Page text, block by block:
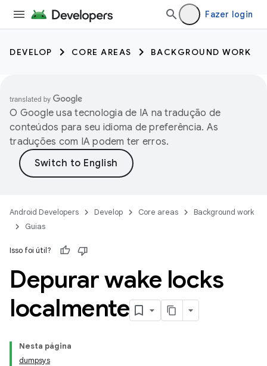
Fazer login
DEVELOP CORE AREAS BACKGROUND WORK
O Google usa tecnologia de IA na tradução de
conteúdos para seu idioma de preferência. As
traduções com IA podem ter erros.
Android Developers Develop Core areas
Background work
Guias
Isso foi útil?
Depurar wake locks
localmente
Nesta página
dumpsys